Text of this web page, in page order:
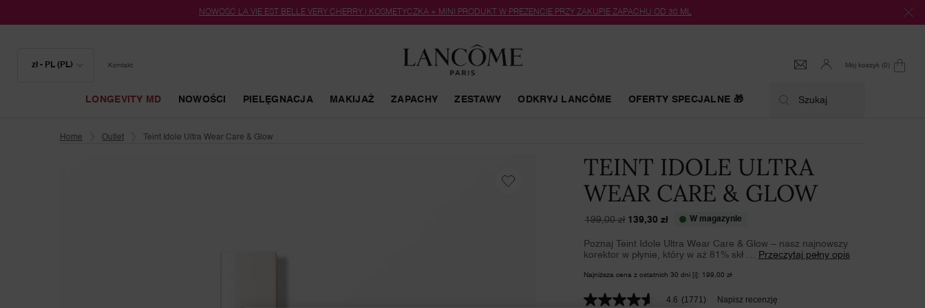
NOWOŚĆ LA VIE EST BELLE VERY CHERRY | KOSMETYCZKA + MINI PRODUKT W PREZENCIE PRZY ZAKUPIE ZAPACHU OD 30 ML
zł - PL (PL) Kontakt Mój koszyk 0
0 produkt
LONGEVITY MD NOWOŚCI PIELĘGNACJA MAKIJAŻ ZAPACHY ZESTAWY ODKRYJ LANCÔME OFERTY SPECJALNE 🎁 Szukaj
Home
Outlet Teint Idole Ultra Wear Care & Glow
TEINT IDOLE ULTRA
WEAR CARE & GLOW
Stara cena
199,00 zł
Nowa cena
139,30 zł W magazynie
Poznaj Teint Idole Ultra Wear Care & Glow – nasz najnowszy
korektor w płynie, który w aż 81% skł … Przeczytaj pełny opis
Najniższa cena z ostatnich 30 dni [i]: 199,00 zł
4.6
4.6 (1771) Napisz recenzję